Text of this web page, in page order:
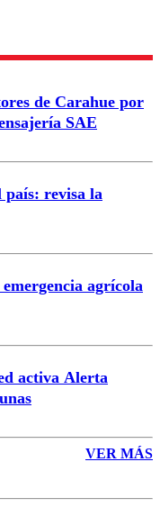
garantizar un
de Carahue por
SAE
país: revisa la
agrícola
activa Alerta
VER MÁS